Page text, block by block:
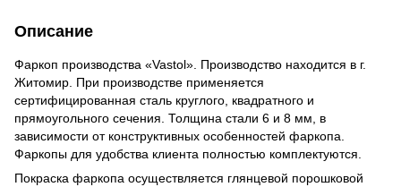
Описание
Фаркоп производства «Vastol». Производство находится в г.
Житомир. При производстве применяется
сертифицированная сталь круглого, квадратного и
прямоугольного сечения. Толщина стали 6 и 8 мм, в
зависимости от конструктивных особенностей фаркопа.
Фаркопы для удобства клиента полностью комплектуются.
Покраска фаркопа осуществляется глянцевой порошковой